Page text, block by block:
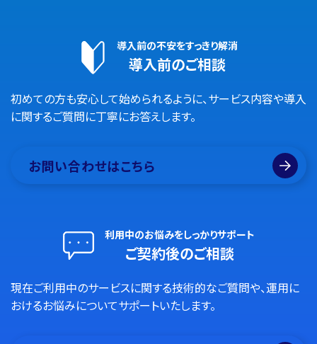
導入前の不安をすっきり解消
導入前のご相談
初めての方も安心して始められるように、サービス内容や導入
に関するご質問に丁寧にお答えします。
お問い合わせはこちら
利用中のお悩みをしっかりサポート
ご契約後のご相談
現在ご利用中のサービスに関する技術的なご質問や、運用に
おけるお悩みについてサポートいたします。